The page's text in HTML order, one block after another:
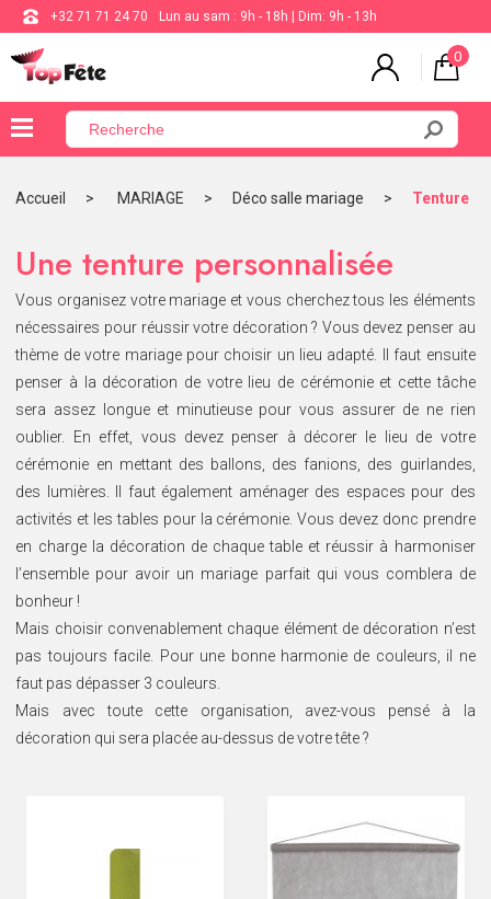
+32 71 71 24 70 Lun au sam : 9h - 18h | Dim: 9h - 13h
0
×
ANNIVERSAIRE
MARIAGE
VAISSELLE
BAPTÊME
COMMUNION
THÈME
DE
SOIRÉE
OCCASIONS
SPÉCIALES
DÉCO
TABLE
SALLE
CONTACT
Accueil MARIAGE Déco salle mariage Tenture
Une tenture personnalisée
Vous organisez votre mariage et vous cherchez tous les éléments
nécessaires pour réussir votre décoration ? Vous devez penser au
thème de votre mariage pour choisir un lieu adapté. Il faut ensuite
penser à la décoration de votre lieu de cérémonie et cette tâche
sera assez longue et minutieuse pour vous assurer de ne rien
oublier. En effet, vous devez penser à décorer le lieu de votre
cérémonie en mettant des ballons, des fanions, des guirlandes,
des lumières. Il faut également aménager des espaces pour des
activités et les tables pour la cérémonie. Vous devez donc prendre
en charge la décoration de chaque table et réussir à harmoniser
l’ensemble pour avoir un mariage parfait qui vous comblera de
bonheur !
Mais choisir convenablement chaque élément de décoration n’est
pas toujours facile. Pour une bonne harmonie de couleurs, il ne
faut pas dépasser 3 couleurs.
Mais avec toute cette organisation, avez-vous pensé à la
décoration qui sera placée au-dessus de votre tête ?